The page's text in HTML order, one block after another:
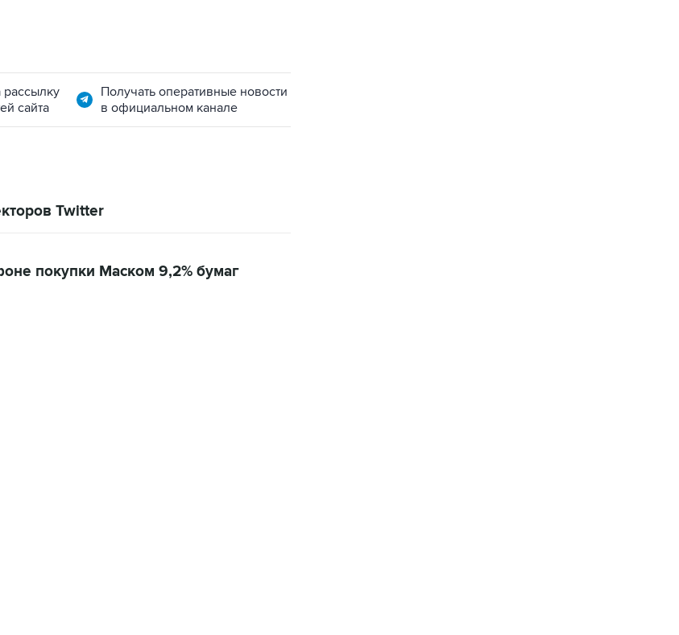
рассылку
сайта
Получать оперативные новости
в официальном канале
Twitter
покупки Маском 9,2% бумаг